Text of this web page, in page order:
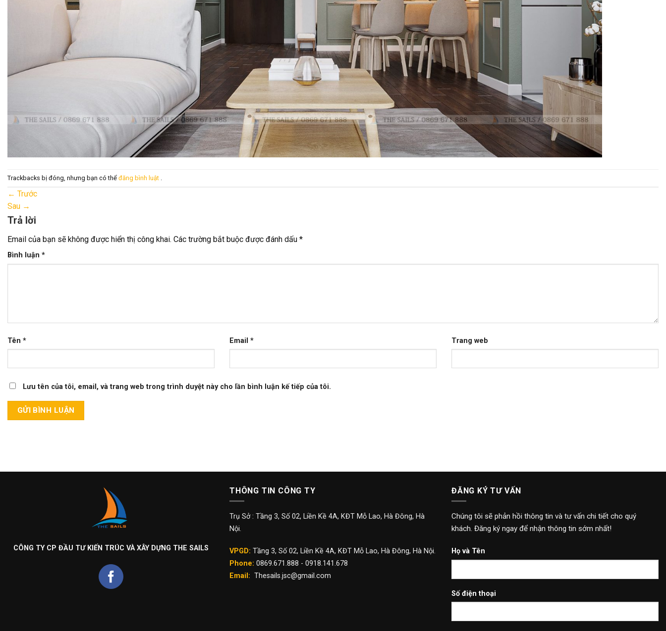
Trackbacks bị đóng, nhưng bạn có thể đăng bình luật
← Trước
Sau →
Trả lời
Email của bạn sẽ không được hiển thị công khai. Các trường bắt buộc được đánh dấu *
Bình luận *
Tên * Email * Trang web
Lưu tên của tôi, email, và trang web trong trình duyệt này cho lần bình luận kế tiếp của tôi.
CÔNG TY CP ĐẦU TƯ KIẾN TRÚC VÀ XÂY DỰNG THE SAILS
THÔNG TIN CÔNG TY
Trụ Sở : Tầng 3, Số 02, Liền Kề 4A, KĐT Mỗ Lao, Hà Đông, Hà
Nội.
VPGD: Tầng 3, Số 02, Liền Kề 4A, KĐT Mỗ Lao, Hà Đông, Hà Nội.
Phone: 0869.671.888 - 0918.141.678
Email: Thesails.jsc@gmail.com
ĐĂNG KÝ TƯ VẤN
Chúng tôi sẽ phản hồi thông tin và tư vấn chi tiết cho quý
khách. Đăng ký ngay để nhận thông tin sớm nhất!
Họ và Tên
Số điện thoại